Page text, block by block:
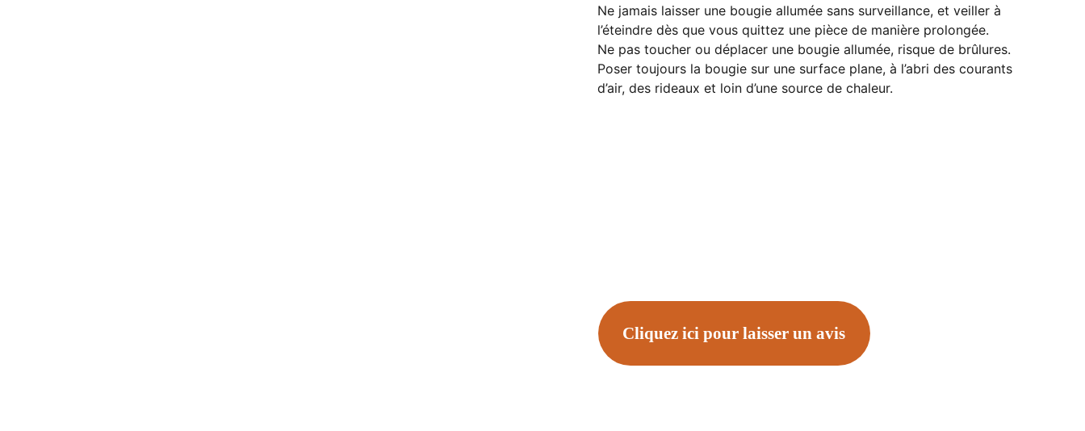
Ne jamais laisser une bougie allumée sans surveillance, et veiller à
l’éteindre dès que vous quittez une pièce de manière prolongée.
Ne pas toucher ou déplacer une bougie allumée, risque de brûlures.
Poser toujours la bougie sur une surface plane, à l’abri des courants
d’air, des rideaux et loin d’une source de chaleur.
Cliquez ici pour laisser un avis